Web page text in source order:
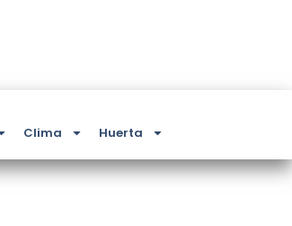
Clima Huerta